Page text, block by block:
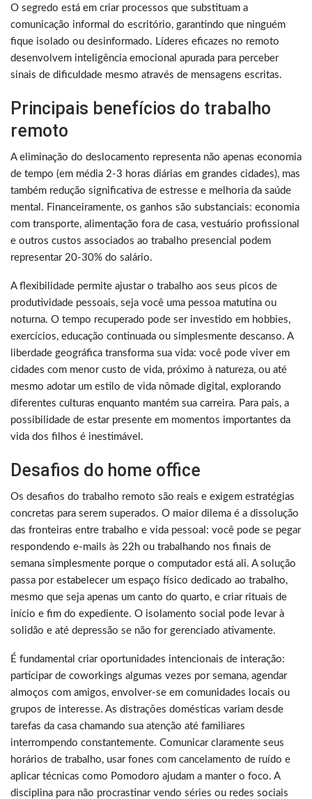
O segredo está em criar processos que substituam a
comunicação informal do escritório, garantindo que ninguém
fique isolado ou desinformado. Líderes eficazes no remoto
desenvolvem inteligência emocional apurada para perceber
sinais de dificuldade mesmo através de mensagens escritas.
Principais benefícios do trabalho
remoto
A eliminação do deslocamento representa não apenas economia
de tempo (em média 2-3 horas diárias em grandes cidades), mas
também redução significativa de estresse e melhoria da saúde
mental. Financeiramente, os ganhos são substanciais: economia
com transporte, alimentação fora de casa, vestuário profissional
e outros custos associados ao trabalho presencial podem
representar 20-30% do salário.
A flexibilidade permite ajustar o trabalho aos seus picos de
produtividade pessoais, seja você uma pessoa matutina ou
noturna. O tempo recuperado pode ser investido em hobbies,
exercícios, educação continuada ou simplesmente descanso. A
liberdade geográfica transforma sua vida: você pode viver em
cidades com menor custo de vida, próximo à natureza, ou até
mesmo adotar um estilo de vida nômade digital, explorando
diferentes culturas enquanto mantém sua carreira. Para pais, a
possibilidade de estar presente em momentos importantes da
vida dos filhos é inestimável.
Desafios do home office
Os desafios do trabalho remoto são reais e exigem estratégias
concretas para serem superados. O maior dilema é a dissolução
das fronteiras entre trabalho e vida pessoal: você pode se pegar
respondendo e-mails às 22h ou trabalhando nos finais de
semana simplesmente porque o computador está ali. A solução
passa por estabelecer um espaço físico dedicado ao trabalho,
mesmo que seja apenas um canto do quarto, e criar rituais de
início e fim do expediente. O isolamento social pode levar à
solidão e até depressão se não for gerenciado ativamente.
É fundamental criar oportunidades intencionais de interação:
participar de coworkings algumas vezes por semana, agendar
almoços com amigos, envolver-se em comunidades locais ou
grupos de interesse. As distrações domésticas variam desde
tarefas da casa chamando sua atenção até familiares
interrompendo constantemente. Comunicar claramente seus
horários de trabalho, usar fones com cancelamento de ruído e
aplicar técnicas como Pomodoro ajudam a manter o foco. A
disciplina para não procrastinar vendo séries ou redes sociais